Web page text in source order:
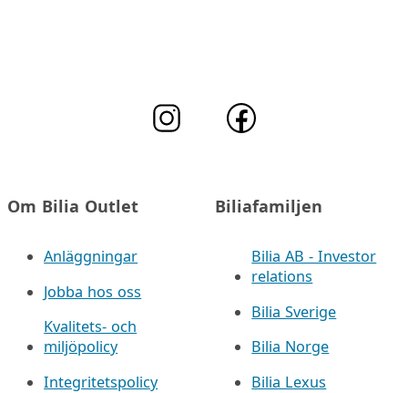
Om Bilia Outlet
Anläggningar
Jobba hos oss
Kvalitets- och
miljöpolicy
Integritetspolicy
Biliafamiljen
Bilia AB - Investor
relations
Bilia Sverige
Bilia Norge
Bilia Lexus